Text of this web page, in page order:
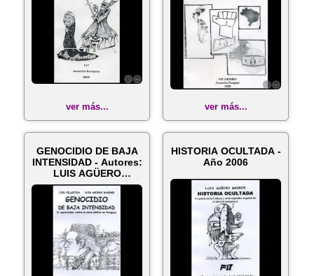
ver más... ver más...
GENOCIDIO DE BAJA
INTENSIDAD - Autores:
LUIS AGÜERO
WAGNER - Año ...
HISTORIA OCULTADA -
Año 2006